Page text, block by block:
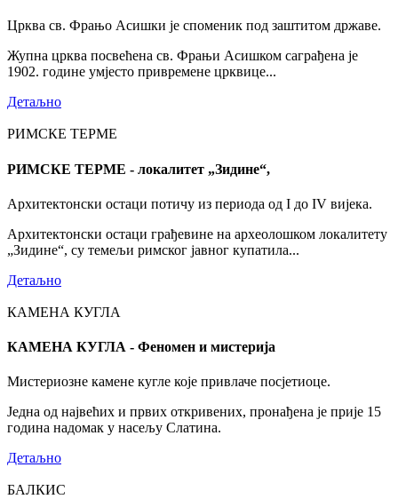
Црква св. Фрањо Асишки је споменик под заштитом државе.
Жупна црква посвећена св. Фрањи Асишком саграђена је
1902. године умјесто привремене црквице...
Детаљно
РИМСКЕ ТЕРМЕ
РИМСКЕ ТЕРМЕ - локалитет „Зидине“,
Архитектонски остаци потичу из периода од I до IV вијека.
Архитектонски остаци грађевине на археолошком локалитету
„Зидине“, су темељи римског јавног купатила...
Детаљно
КАМЕНА КУГЛА
КАМЕНА КУГЛА - Феномен и мистерија
Мистериозне камене кугле које привлаче посјетиоце.
Једна од највећих и првих откривених, пронађена је прије 15
година надомак у насељу Слатина.
Детаљно
БАЛКИС